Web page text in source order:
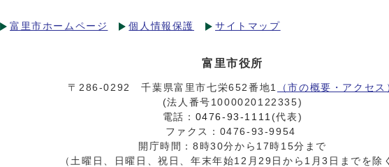
富里市ホームページ 個人情報保護 サイトマップ
富里市役所
〒286-0292 千葉県富里市七栄652番地1
（市の概要・アクセス
(法人番号1000020122335)
電話： 0476-93-1111 (代表)
ファクス：0476-93-9954
開庁時間：8時30分から17時15分まで
（土曜日、日曜日、祝日、年末年始12月29日から1月3日までを除